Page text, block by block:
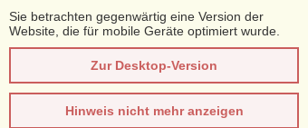
Sie betrachten gegenwärtig eine Version der
Website, die für mobile Geräte optimiert wurde.
Zur Desktop-Version
Hinweis nicht mehr anzeigen